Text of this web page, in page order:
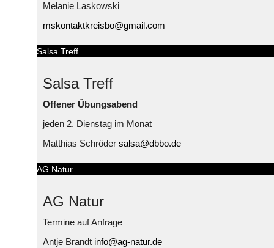
Melanie Laskowski
mskontaktkreisbo@gmail.com
Salsa Treff
Salsa Treff
Offener Übungsabend
jeden 2. Dienstag im Monat
Matthias Schröder salsa@dbbo.de
AG Natur
AG Natur
Termine auf Anfrage
Antje Brandt info@ag-natur.de